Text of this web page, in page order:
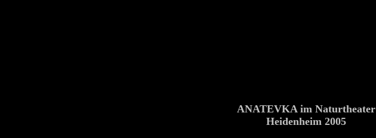
ANATEVKA im Naturtheater
Heidenheim 2005